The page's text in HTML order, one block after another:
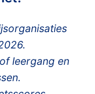
leergang en